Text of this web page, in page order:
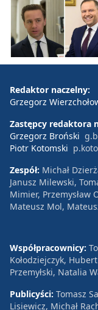
Redaktor naczelny:
Grzegorz
Zastępcy redaktora
Grzegorz Broński
Piotr Kotomski
Zespół: Michał
Janusz Milewski,
Mimier, Przemysław
Mateusz Mol,
Współpracownicy:
Kołodziejczyk,
Przemyłski, Natalia
Publicyści: Tomasz
Lisiewicz, Michał